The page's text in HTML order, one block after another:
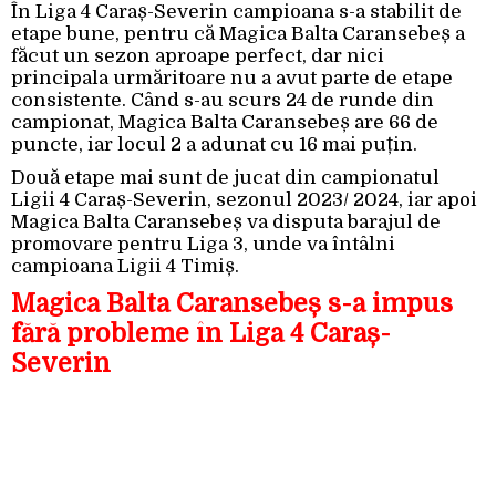
În Liga 4 Caraș-Severin campioana s-a stabilit de
etape bune, pentru că Magica Balta Caransebeș a
făcut un sezon aproape perfect, dar nici
principala urmăritoare nu a avut parte de etape
consistente. Când s-au scurs 24 de runde din
campionat, Magica Balta Caransebeș are 66 de
puncte, iar locul 2 a adunat cu 16 mai puțin.
Două etape mai sunt de jucat din campionatul
Ligii 4 Caraș-Severin, sezonul 2023/ 2024, iar apoi
Magica Balta Caransebeș va disputa barajul de
promovare pentru Liga 3, unde va întâlni
campioana Ligii 4 Timiș.
Magica Balta Caransebeș s-a impus
fără probleme în Liga 4 Caraș-
Severin